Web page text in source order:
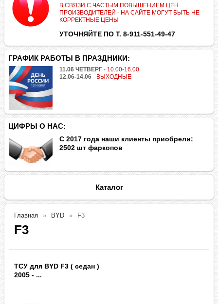
В СВЯЗИ С ЧАСТЫМ ПОВЫШЕНИЕМ ЦЕН
ПРОИЗВОДИТЕЛЕЙ - НА САЙТЕ МОГУТ БЫТЬ НЕ
КОРРЕКТНЫЕ ЦЕНЫ
УТОЧНЯЙТЕ ПО Т. 8-911-551-49-47
ГРАФИК РАБОТЫ В ПРАЗДНИКИ:
11.06 ЧЕТВЕРГ - 10.00-16.00
12.06-14.06 - ВЫХОДНЫЕ
ЦИФРЫ О НАС:
С 2017 года наши клиенты приобрели:
2502 шт фаркопов
Каталог
Главная BYD F3
F3
ТСУ для BYD F3 ( седан )
2005 - ...